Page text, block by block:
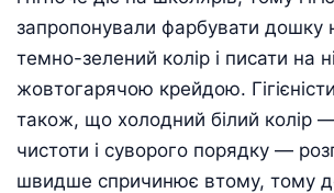
запропонували фарбувати дошку
темно-зелений колір і писати на
жовтогарячою крейдою.
також, що холодний білий колір
чистоти і суворого порядку —
швидше спричинює втому, тому